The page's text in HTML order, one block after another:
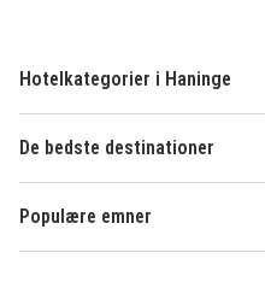
Hotelkategorier i Haninge
De bedste destinationer
Populære emner